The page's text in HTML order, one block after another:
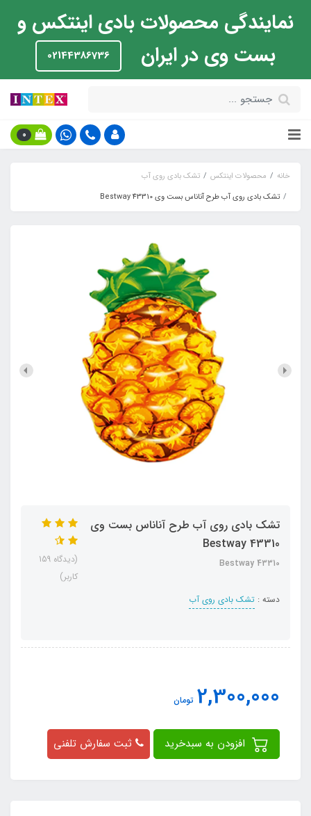
نمایندگی محصولات بادی اینتکس و
بست وی در ایران
02144386736
0
خانه محصولات اینتکس
تشک بادی روی آب
تشک بادی روی آب طرح آناناس بست وی Bestway 43310
تشک بادی روی آب طرح آناناس بست وی
Bestway 43310
Bestway 43310
دسته : تشک بادی روی آب
(دیدگاه 159
کاربر)
2,300,000 تومان
ثبت سفارش تلفنی